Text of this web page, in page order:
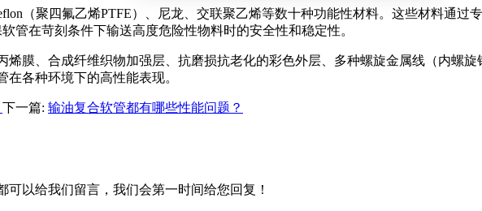
（聚四氟乙烯PTFE）、尼龙、交联聚乙烯等数十种功能性材料。这些材料通过
管在苛刻条件下输送高度危险性物料时的安全性和稳定性。
烯膜、合成纤维织物加强层、抗磨损抗老化的彩色外层、多种螺旋金属线（内螺
各种环境下的高性能表现。
下一篇: 输油复合软管都有哪些性能问题？
以给我们留言，我们会第一时间给您回复！